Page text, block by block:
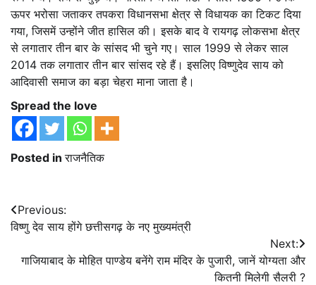
ऊपर भरोसा जताकर तपकरा विधानसभा क्षेत्र से विधायक का टिकट दिया
गया, जिसमें उन्होंने जीत हासिल की। इसके बाद वे रायगढ़ लोकसभा क्षेत्र
से लगातार तीन बार के सांसद भी चुने गए। साल 1999 से लेकर साल
2014 तक लगातार तीन बार सांसद रहे हैं। इसलिए विष्णुदेव साय को
आदिवासी समाज का बड़ा चेहरा माना जाता है।
Spread the love
Posted inराजनैतिक
Post
navigation
Previous:
विष्णु देव साय होंगे छत्तीसगढ़ के नए मुख्यमंत्री
Next:
गाजियाबाद के मोहित पाण्डेय बनेंगे राम मंदिर के पुजारी, जानें योग्यता और
कितनी मिलेगी सैलरी ?